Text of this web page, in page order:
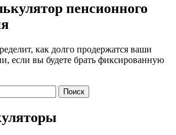
пенсионного
как долго продержатся ваши
если вы будете брать фиксированную